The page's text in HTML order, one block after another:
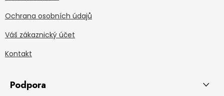
Ochrana osobních údajů
Váš zákaznický účet
Kontakt
Podpora